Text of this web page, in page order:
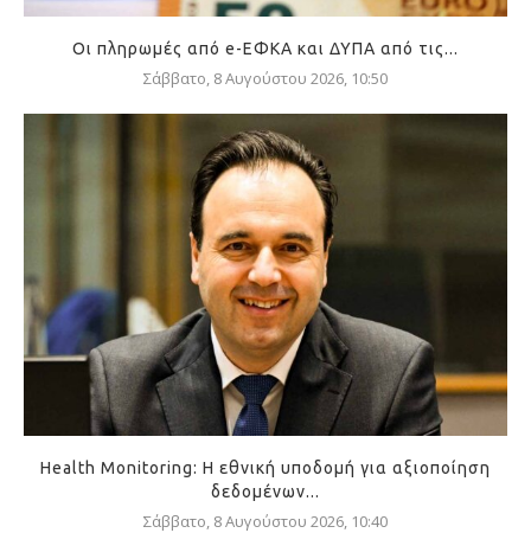
Οι πληρωμές από e-ΕΦΚΑ και ΔΥΠΑ από τις...
Σάββατο, 8 Αυγούστου 2026, 10:50
Health Monitoring: Η εθνική υποδομή για αξιοποίηση
δεδομένων...
Σάββατο, 8 Αυγούστου 2026, 10:40